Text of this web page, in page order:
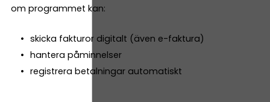
om programmet kan:
skicka fakturor digitalt (även e-faktura)
hantera påminnelser
registrera betalningar automatiskt